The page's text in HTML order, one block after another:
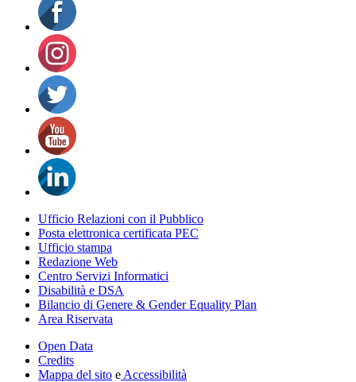
Ufficio Relazioni con il Pubblico
Posta elettronica certificata PEC
Ufficio stampa
Redazione Web
Centro Servizi Informatici
Disabilità e DSA
Bilancio di Genere & Gender Equality Plan
Area Riservata
Open Data
Credits
Mappa del sito e Accessibilità